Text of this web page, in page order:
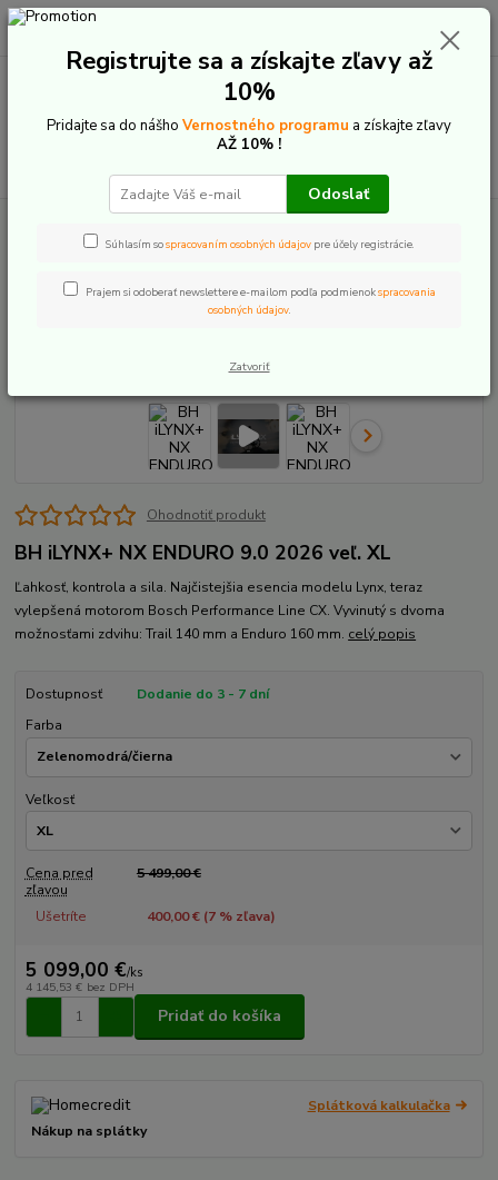
+421 907 20 22 33
0,00 €
ENDURO 9.0 2026
BH iLYNX+ NX ENDURO 9.0 2026
Ohodnotiť produkt
BH iLYNX+ NX ENDURO 9.0 2026 veľ. XL
Ľahkosť, kontrola a sila. Najčistejšia esencia modelu Lynx, teraz
vylepšená motorom Bosch Performance Line CX. Vyvinutý s dvoma
možnosťami zdvihu: Trail 140 mm a Enduro 160 mm. celý popis
Dostupnosť
Dodanie do 3 - 7 dní
Farba
Veľkosť
Cena pred
zľavou
5 499,00 €
Ušetríte 400,00 € (7% zľava)
5 099,00 €/ks
4 145,53 € bez DPH
Pridať do košíka
Splátková kalkulačka
Nákup na splátky
Registrujte sa a získajte zľavy až
10%
Pridajte sa do nášho Vernostného programu a získajte zľavy
AŽ 10% !
Odoslať
Súhlasím sospracovaním osobných údajov pre účely registrácie.
Prajem si odoberať newslettere e-mailom podľa podmienokspracovania
osobných údajov.
Zatvoriť